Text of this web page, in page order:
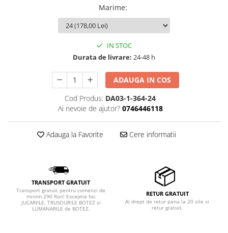
Marime:
IN STOC
Durata de livrare: 24-48 h
ADAUGA IN COS
Cod Produs: DA03-1-364-24
Ai nevoie de ajutor? 0746446118
Adauga la Favorite Cere informatii
TRANSPORT GRATUIT
Transport gratuit pentru comenzi de
minim 290 Ron! Exceptie fac
JUCARIILE, TRUSOURILE BOTEZ si
LUMANARILE de BOTEZ.
RETUR GRATUIT
Ai drept de retur pana la 20 zile si
retur gratuit.